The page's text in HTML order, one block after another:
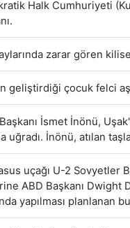
Halk Cumhuriyeti
zarar gören
geliştirdiği çocuk felci
İsmet İnönü,
uğradı. İnönü, atılan
uçağı U-2 Sovyetler
ABD Başkanı Dwight
yapılması planlanan